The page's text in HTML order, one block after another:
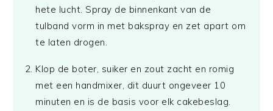
hete lucht. Spray de binnenkant van de
tulband vorm in met bakspray en zet apart om
te laten drogen.
Klop de boter, suiker en zout zacht en romig
met een handmixer, dit duurt ongeveer 10
minuten en is de basis voor elk cakebeslag.